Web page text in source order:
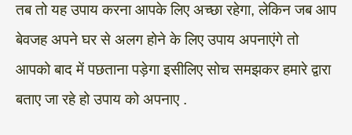
तब तो यह उपाय करना आपके लिए अच्छा रहेगा, लेकिन जब आप
बेवजह अपने घर से अलग होने के लिए उपाय अपनाएंगे तो
आपको बाद में पछताना पड़ेगा इसीलिए सोच समझकर हमारे द्वारा
बताए जा रहे हो उपाय को अपनाए .